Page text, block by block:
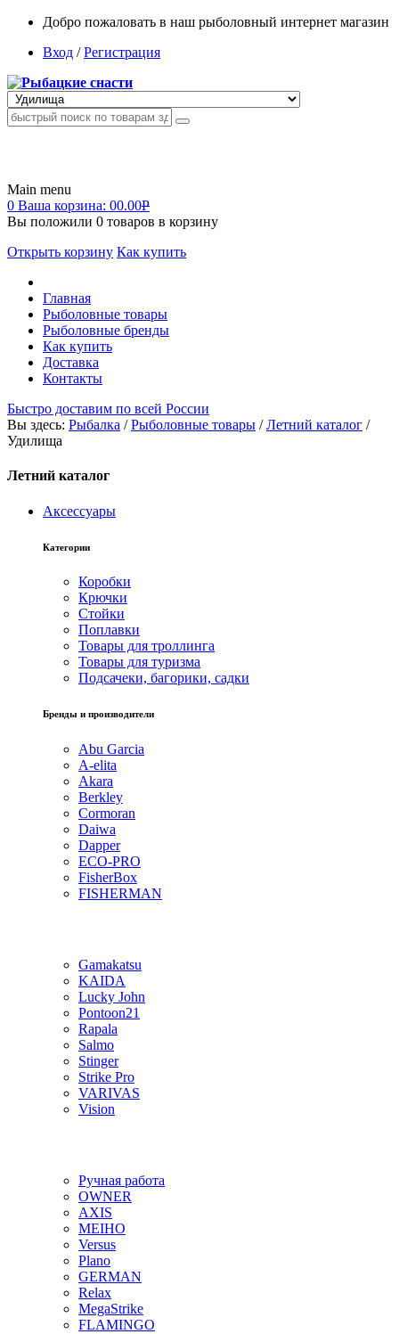
Добро пожаловать в наш рыболовный интернет магазин
Вход /Регистрация
Main menu
0 Ваша корзина: 00.00Р
Вы положили 0 товаров в корзину
Открыть корзину Как купить
Главная
Рыболовные товары
Рыболовные бренды
Как купить
Доставка
Контакты
Быстро доставим по всей России
Вы здесь: Рыбалка /Рыболовные товары /Летний каталог /
Удилища
Летний каталог
Аксессуары
Категории
Коробки
Крючки
Стойки
Поплавки
Товары для троллинга
Товары для туризма
Подсачеки, багорики, садки
Бренды и производители
Abu Garcia
A-elita
Akara
Berkley
Cormoran
Daiwa
Dapper
ECO-PRO
FisherBox
FISHERMAN
Gamakatsu
KAIDA
Lucky John
Pontoon21
Rapala
Salmo
Stinger
Strike Pro
VARIVAS
Vision
Ручная работа
OWNER
AXIS
MEIHO
Versus
Plano
GERMAN
Relax
MegaStrike
FLAMINGO